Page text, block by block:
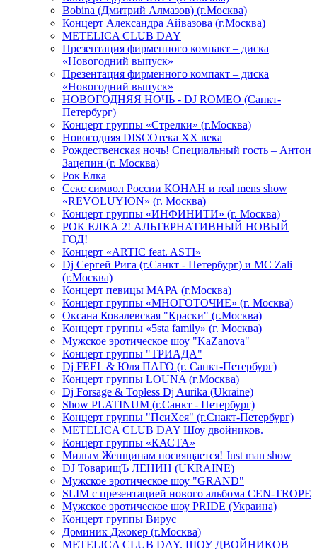
Bobina (Дмитрий Алмазов) (г.Москва)
Концерт Александра Айвазова (г.Москва)
METELICA CLUB DAY
Презентация фирменного компакт – диска
«Новогодний выпуск»
Презентация фирменного компакт – диска
«Новогодний выпуск»
НОВОГОДНЯЯ НОЧЬ - DJ ROMEO (Санкт-
Петербург)
Концерт группы «Стрелки» (г.Москва)
Новогодняя DISCOтека ХХ века
Рождественская ночь! Специальный гость – Антон
Зацепин (г. Москва)
Рок Елка
Секс символ России КОНАН и real mens show
«REVOLUYION» (г. Москва)
Концерт группы «ИНФИНИТИ» (г. Москва)
РОК ЕЛКА 2! АЛЬТЕРНАТИВНЫЙ НОВЫЙ
ГОД!
Концерт «ARTIC feat. ASTI»
Dj Сергей Рига (г.Санкт - Петербург) и MC Zali
(г.Москва)
Концерт певицы МАРА (г.Москва)
Концерт группы «МНОГОТОЧИЕ» (г. Москва)
Оксана Ковалевская "Краски" (г.Москва)
Концерт группы «5sta family» (г. Москва)
Мужское эротическое шоу "KaZanova"
Концерт группы "ТРИАДА"
Dj FEEL & Юля ПАГО (г. Санкт-Петербург)
Концерт группы LOUNA (г.Москва)
Dj Forsage & Topless Dj Aurika (Ukraine)
Show PLATINUM (г.Санкт - Петербург)
Концерт группы "ПсиХея" (г.Снакт-Петербург)
METELICA CLUB DAY Шоу двойников.
Концерт группы «КАСТА»
Милым Женщинам посвящается! Just man show
DJ ТоварищЪ ЛЕНИН (UKRAINE)
Мужское эротическое шоу "GRAND"
SLIM с презентацией нового альбома CEN-TROPE
Мужское эротическое шоу PRIDE (Украина)
Концерт группы Вирус
Доминик Джокер (г.Москва)
METELICA CLUB DAY. ШОУ ДВОЙНИКОВ